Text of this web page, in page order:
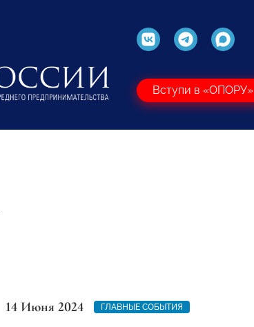
Вступи в «ОПОРУ»
14 Июня 2024 ГЛАВНЫЕ СОБЫТИЯ